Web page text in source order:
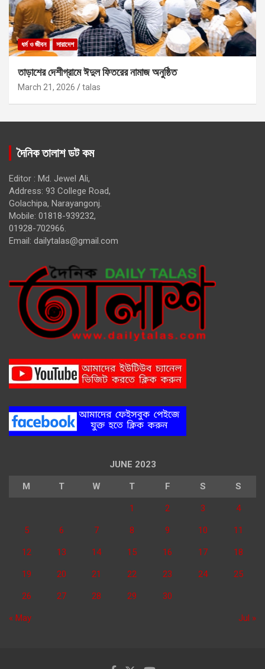
ধর্ম ও জীবন সারাদেশ
তাড়াশের দেশীগ্রামে ঈদুল ফিতরের নামাজ অনুষ্ঠিত
March 21, 2026 talas
দৈনিক তালাশ ডট কম
Editor : Md. Jewel Ali,
Address: 93 College Road,
Golachipa, Narayangonj.
Mobile: 01818-939232,
01928-702966.
Email: dailytalas@gmail.com
JUNE 2023
M T W T F S S
1 2 3 4
5 6 7 8 9 10 11
12 13 14 15 16 17 18
19 20 21 22 23 24 25
26 27 28 29 30
« May Jul »